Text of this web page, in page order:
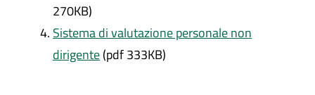
270KB)
Sistema di valutazione personale non
dirigente(pdf 333KB)